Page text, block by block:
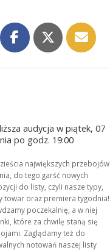
audycja w piątek, 07
po godz. 19:00
największych przebojów
do tego garść nowych
do listy, czyli nasze typy,
towar oraz premiera tygodnia!
poczekalnię, a w niej
które za chwilę staną się
Zaglądamy też do
notowań naszej listy